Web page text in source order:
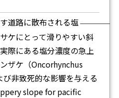
道路に散布される塩 ―
ケにとって滑りやすい斜
際にある塩分濃度の急上
ザケ（Oncorhynchus
非致死的な影響を与える
slope for pacific